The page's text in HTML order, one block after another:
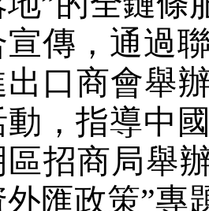
宣傳，通過
出口商會舉
動，指導中
區招商局舉
外匯政策”專